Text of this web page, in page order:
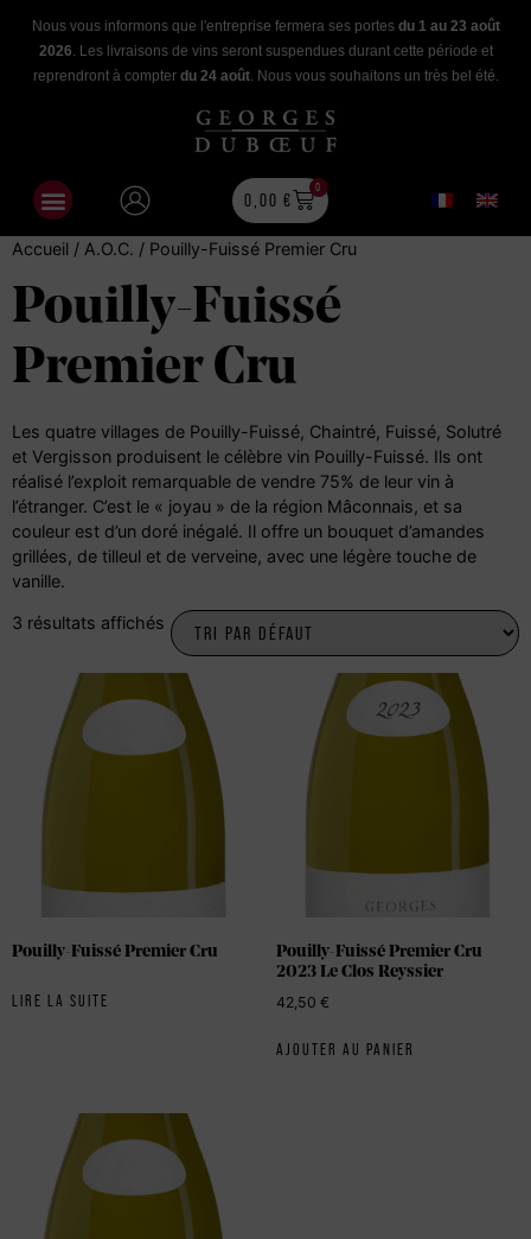
Nous vous informons que l'entreprise fermera ses portes du 1 au 23 août
2026. Les livraisons de vins seront suspendues durant cette période et
reprendront à compter du 24 août. Nous vous souhaitons un très bel été.
0,00€
0
Accueil / A.O.C. / Pouilly-Fuissé Premier Cru
Pouilly-Fuissé
Premier Cru
Les quatre villages de Pouilly-Fuissé, Chaintré, Fuissé, Solutré
et Vergisson produisent le célèbre vin Pouilly-Fuissé. Ils ont
réalisé l’exploit remarquable de vendre 75% de leur vin à
l’étranger. C’est le « joyau » de la région Mâconnais, et sa
couleur est d’un doré inégalé. Il offre un bouquet d’amandes
grillées, de tilleul et de verveine, avec une légère touche de
vanille.
3 résultats affichés
Pouilly-Fuissé Premier Cru
LIRE LA SUITE
Pouilly-Fuissé Premier Cru
2023 Le Clos Reyssier
42,50 €
AJOUTER AU PANIER